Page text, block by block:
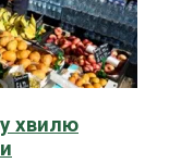
хвилю